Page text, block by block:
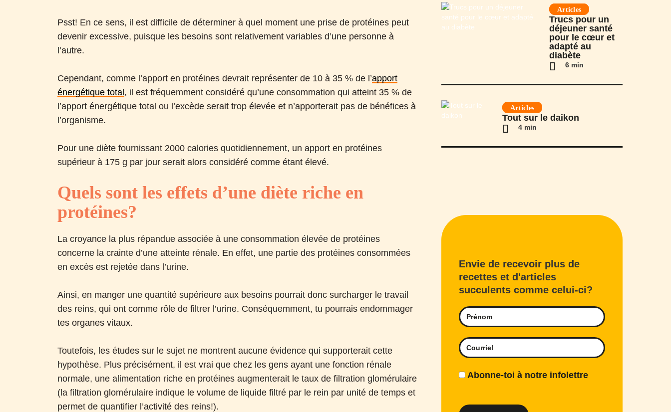
Psst! En ce sens, il est difficile de déterminer à quel moment une prise de protéines peut
devenir excessive, puisque les besoins sont relativement variables d’une personne à
l’autre.
Cependant, comme l’apport en protéines devrait représenter de 10 à 35 % de l’apport
énergétique total , il est fréquemment considéré qu’une consommation qui atteint 35 % de
l’apport énergétique total ou l’excède serait trop élevée et n’apporterait pas de bénéfices à
l’organisme.
Pour une diète fournissant 2000 calories quotidiennement, un apport en protéines
supérieur à 175 g par jour serait alors considéré comme étant élevé.
Quels sont les effets d’une diète riche en
protéines?
La croyance la plus répandue associée à une consommation élevée de protéines
concerne la crainte d’une atteinte rénale. En effet, une partie des protéines consommées
en excès est rejetée dans l’urine.
Ainsi, en manger une quantité supérieure aux besoins pourrait donc surcharger le travail
des reins, qui ont comme rôle de filtrer l’urine. Conséquemment, tu pourrais endommager
tes organes vitaux.
Toutefois, les études sur le sujet ne montrent aucune évidence qui supporterait cette
hypothèse. Plus précisément, il est vrai que chez les gens ayant une fonction rénale
normale, une alimentation riche en protéines augmenterait le taux de filtration glomérulaire
(la filtration glomérulaire indique le volume de liquide filtré par le rein par unité de temps et
permet de quantifier l’activité des reins!).
Articles
Trucs pour un
déjeuner santé
pour le cœur et
adapté au
diabète
6 min
Articles
Tout sur le daikon
4 min
Envie de recevoir plus de
recettes et d'articles
succulents comme celui-ci?
Abonne-toi à notre infolettre